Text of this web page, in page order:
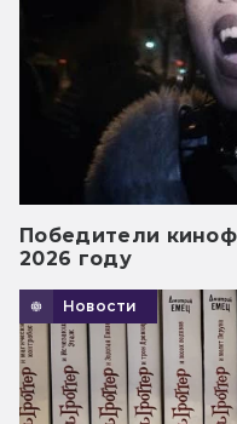
Победители
2026 году
Новости